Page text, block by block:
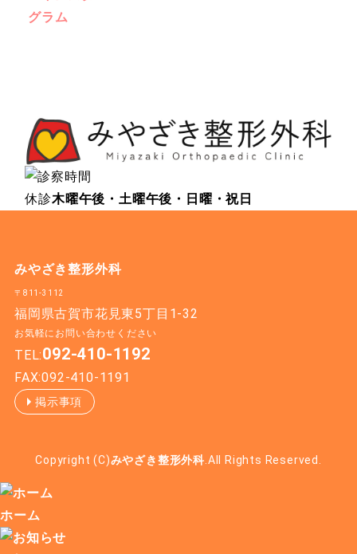
休診木曜午後・土曜午後・日曜・祝日
みやざき整形外科
〒811-3112
福岡県古賀市花見東5丁目1-32
お気軽にお問い合わせください
TEL:092-410-1192
FAX:092-410-1191
掲示事項
Copyright (C)みやざき整形外科 .All Rights Reserved.
ホーム